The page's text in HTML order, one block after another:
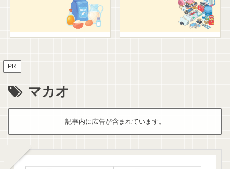
PR
マカオ
記事内に広告が含まれています。